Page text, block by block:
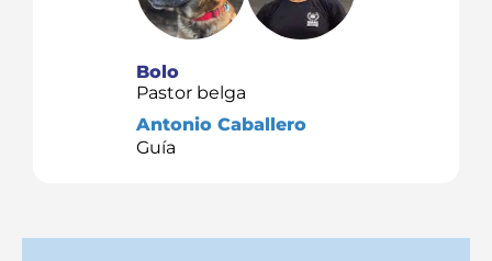
Bolo
Pastor belga
Antonio Caballero
Guía